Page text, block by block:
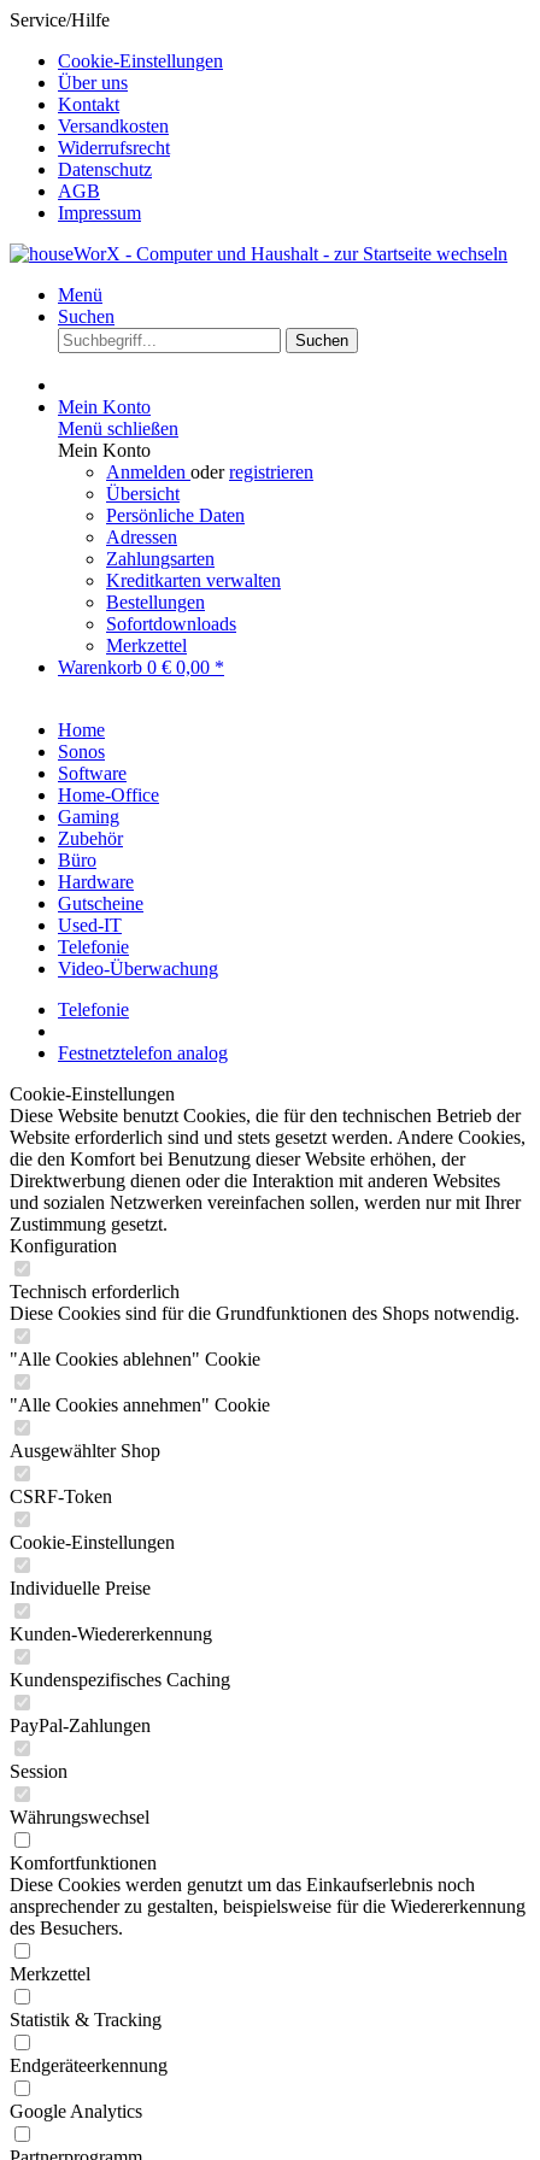
Service/Hilfe
Cookie-Einstellungen
Über uns
Kontakt
Versandkosten
Widerrufsrecht
Datenschutz
AGB
Impressum
Menü
Suchen
Suchen
Mein Konto
Menü schließen
Mein Konto
Anmelden oderregistrieren
Übersicht
Persönliche Daten
Adressen
Zahlungsarten
Kreditkarten verwalten
Bestellungen
Sofortdownloads
Merkzettel
Warenkorb 0 € 0,00 *
Home
Sonos
Software
Home-Office
Gaming
Zubehör
Büro
Hardware
Gutscheine
Used-IT
Telefonie
Video-Überwachung
Telefonie
Festnetztelefon analog
Cookie-Einstellungen
Diese Website benutzt Cookies, die für den technischen Betrieb der
Website erforderlich sind und stets gesetzt werden. Andere Cookies,
die den Komfort bei Benutzung dieser Website erhöhen, der
Direktwerbung dienen oder die Interaktion mit anderen Websites
und sozialen Netzwerken vereinfachen sollen, werden nur mit Ihrer
Zustimmung gesetzt.
Konfiguration
Technisch erforderlich
Diese Cookies sind für die Grundfunktionen des Shops notwendig.
"Alle Cookies ablehnen" Cookie
"Alle Cookies annehmen" Cookie
Ausgewählter Shop
CSRF-Token
Cookie-Einstellungen
Individuelle Preise
Kunden-Wiedererkennung
Kundenspezifisches Caching
PayPal-Zahlungen
Session
Währungswechsel
Komfortfunktionen
Diese Cookies werden genutzt um das Einkaufserlebnis noch
ansprechender zu gestalten, beispielsweise für die Wiedererkennung
des Besuchers.
Merkzettel
Statistik & Tracking
Endgeräteerkennung
Google Analytics